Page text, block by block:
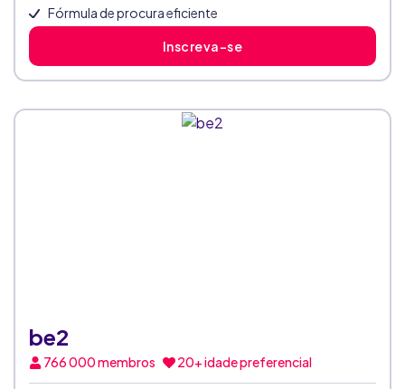
Fórmula de procura eficiente
Inscreva-se
be2
766 000membros 20+ idade preferencial